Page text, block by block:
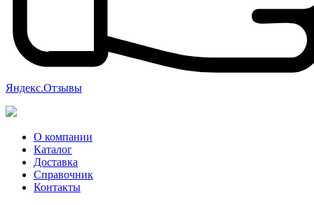
Яндекс.Отзывы
О компании
Каталог
Доставка
Справочник
Контакты